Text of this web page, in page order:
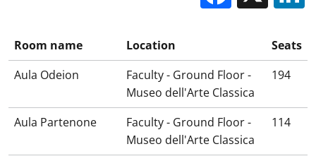
Room name Location
Seats
Aula Odeion
Faculty - Ground Floor -
Museo dell'Arte Classica
194
Aula Partenone
Faculty - Ground Floor -
Museo dell'Arte Classica
114